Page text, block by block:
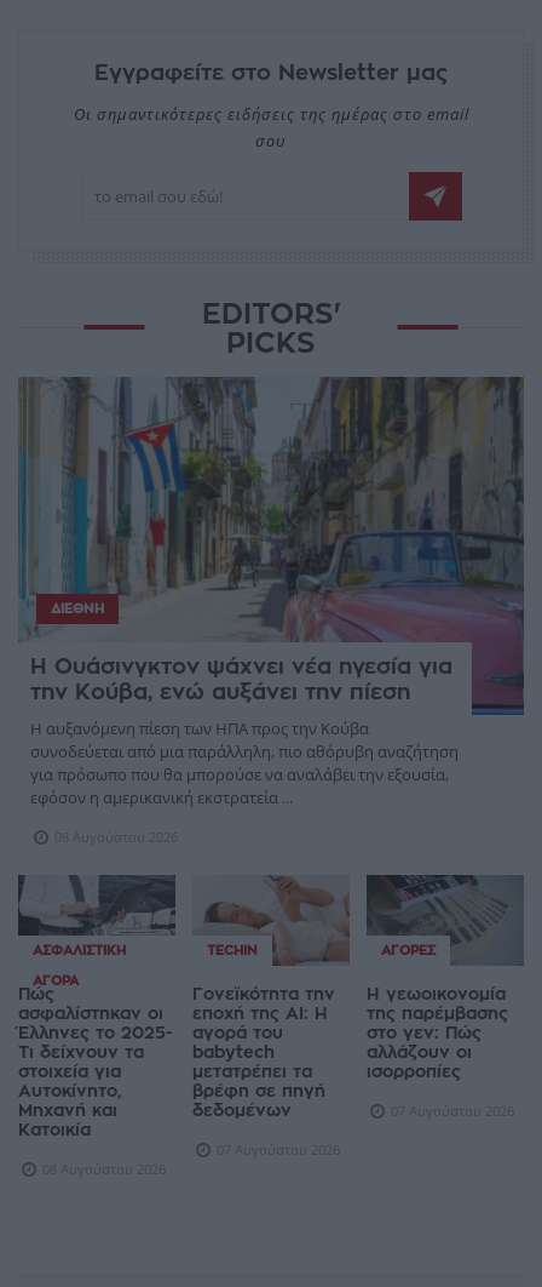
Εγγραφείτε στο Newsletter μας
Οι σημαντικότερες ειδήσεις της ημέρας στο email
σου
EDITORS'
PICKS
ΔΙΕΘΝΉ
Η Ουάσινγκτον ψάχνει νέα ηγεσία για
την Κούβα, ενώ αυξάνει την πίεση
Η αυξανόμενη πίεση των ΗΠΑ προς την Κούβα
συνοδεύεται από μια παράλληλη, πιο αθόρυβη αναζήτηση
για πρόσωπο που θα μπορούσε να αναλάβει την εξουσία,
εφόσον η αμερικανική εκστρατεία ...
08 Αυγούστου 2026
ΑΣΦΑΛΙΣΤΙΚΉ
ΑΓΟΡΆ
Πώς
ασφαλίστηκαν οι
Έλληνες το 2025-
Τι δείχνουν τα
στοιχεία για
Αυτοκίνητο,
Μηχανή και
Κατοικία
08 Αυγούστου 2026
TECHIN
Γονεϊκότητα την
εποχή της AI: Η
αγορά του
babytech
μετατρέπει τα
βρέφη σε πηγή
δεδομένων
07 Αυγούστου 2026
ΑΓΟΡΈΣ
Η γεωοικονομία
της παρέμβασης
στο γεν: Πώς
αλλάζουν οι
ισορροπίες
07 Αυγούστου 2026